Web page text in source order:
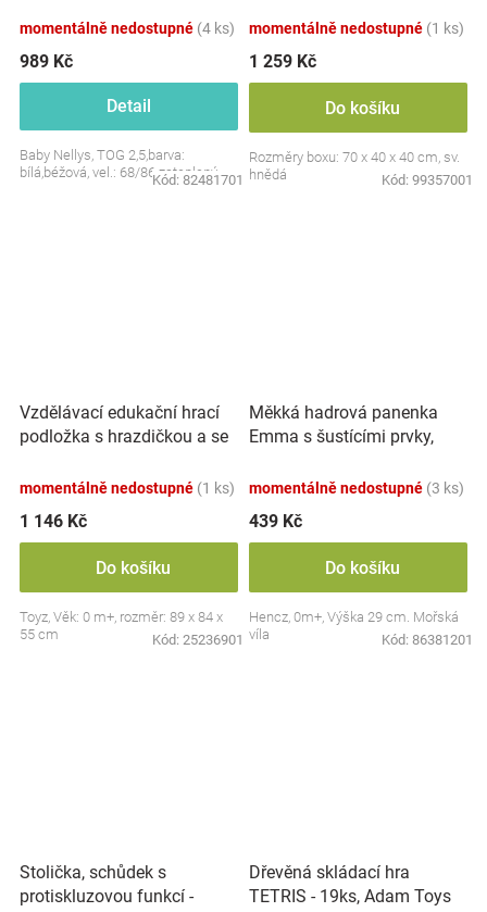
momentálně nedostupné (4 ks)
989 Kč
Detail
Baby Nellys, TOG 2,5,barva:
bílá,béžová, vel.: 68/86 zateplený
Kód: 82481701
momentálně nedostupné (1 ks)
1 259 Kč
Do košíku
Rozměry boxu: 70 x 40 x 40 cm, sv.
hnědá
Kód: 99357001
Vzdělávací edukační hrací
podložka s hrazdičkou a se
momentálně nedostupné (1 ks)
1 146 Kč
Do košíku
Toyz, Věk: 0 m+, rozměr: 89 x 84 x
55 cm
Kód: 25236901
Měkká hadrová panenka
Emma s šustícími prvky,
momentálně nedostupné (3 ks)
439 Kč
Do košíku
Hencz, 0m+, Výška 29 cm. Mořská
víla
Kód: 86381201
Stolička, schůdek s
protiskluzovou funkcí -
Dřevěná skládací hra
TETRIS - 19ks, Adam Toys